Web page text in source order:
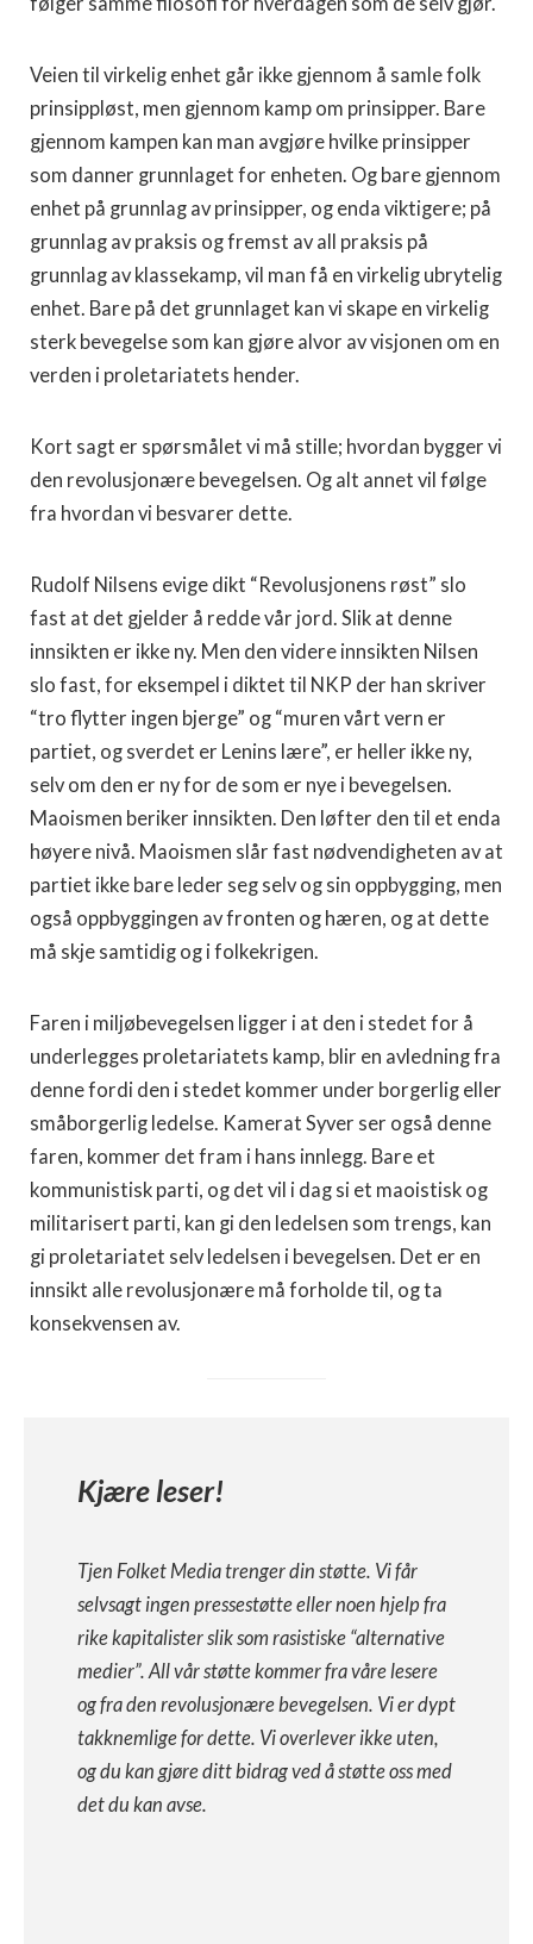
Veien til virkelig enhet går ikke gjennom å samle folk
prinsippløst, men gjennom kamp om prinsipper. Bare
gjennom kampen kan man avgjøre hvilke prinsipper
som danner grunnlaget for enheten. Og bare gjennom
enhet på grunnlag av prinsipper, og enda viktigere; på
grunnlag av praksis og fremst av all praksis på
grunnlag av klassekamp, vil man få en virkelig ubrytelig
enhet. Bare på det grunnlaget kan vi skape en virkelig
sterk bevegelse som kan gjøre alvor av visjonen om en
verden i proletariatets hender.
Kort sagt er spørsmålet vi må stille; hvordan bygger vi
den revolusjonære bevegelsen. Og alt annet vil følge
fra hvordan vi besvarer dette.
Rudolf Nilsens evige dikt “Revolusjonens røst” slo
fast at det gjelder å redde vår jord. Slik at denne
innsikten er ikke ny. Men den videre innsikten Nilsen
slo fast, for eksempel i diktet til NKP der han skriver
“tro flytter ingen bjerge” og “muren vårt vern er
partiet, og sverdet er Lenins lære”, er heller ikke ny,
selv om den er ny for de som er nye i bevegelsen.
Maoismen beriker innsikten. Den løfter den til et enda
høyere nivå. Maoismen slår fast nødvendigheten av at
partiet ikke bare leder seg selv og sin oppbygging, men
også oppbyggingen av fronten og hæren, og at dette
må skje samtidig og i folkekrigen.
Faren i miljøbevegelsen ligger i at den i stedet for å
underlegges proletariatets kamp, blir en avledning fra
denne fordi den i stedet kommer under borgerlig eller
småborgerlig ledelse. Kamerat Syver ser også denne
faren, kommer det fram i hans innlegg. Bare et
kommunistisk parti, og det vil i dag si et maoistisk og
militarisert parti, kan gi den ledelsen som trengs, kan
gi proletariatet selv ledelsen i bevegelsen. Det er en
innsikt alle revolusjonære må forholde til, og ta
konsekvensen av.
Kjære leser!
Tjen Folket Media trenger din støtte. Vi får
selvsagt ingen pressestøtte eller noen hjelp fra
rike kapitalister slik som rasistiske “alternative
medier”. All vår støtte kommer fra våre lesere
og fra den revolusjonære bevegelsen. Vi er dypt
takknemlige for dette. Vi overlever ikke uten,
og du kan gjøre ditt bidrag ved å støtte oss med
det du kan avse.